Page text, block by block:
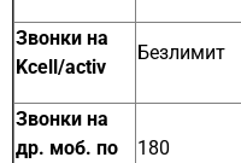
Звонки на
Kcell/activ
Безлимит
Звонки на
др. моб. по
180